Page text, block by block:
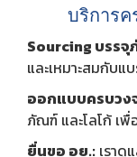
บริการค
Sourcing บรร
และเหมาะสมกับ
ออกแบบครบวง
ภัณฑ์ และโลโก้ เ
ยื่นขอ อย.: เราดู